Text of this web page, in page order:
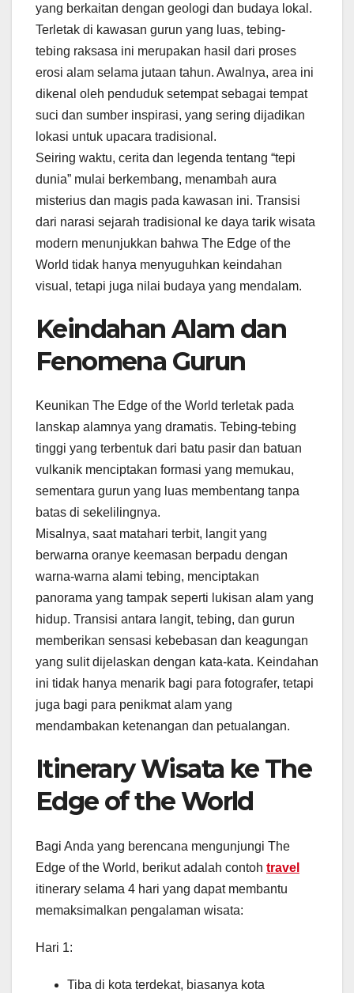
yang berkaitan dengan geologi dan budaya lokal.
Terletak di kawasan gurun yang luas, tebing-
tebing raksasa ini merupakan hasil dari proses
erosi alam selama jutaan tahun. Awalnya, area ini
dikenal oleh penduduk setempat sebagai tempat
suci dan sumber inspirasi, yang sering dijadikan
lokasi untuk upacara tradisional.
Seiring waktu, cerita dan legenda tentang “tepi
dunia” mulai berkembang, menambah aura
misterius dan magis pada kawasan ini. Transisi
dari narasi sejarah tradisional ke daya tarik wisata
modern menunjukkan bahwa The Edge of the
World tidak hanya menyuguhkan keindahan
visual, tetapi juga nilai budaya yang mendalam.
Keindahan Alam dan
Fenomena Gurun
Keunikan The Edge of the World terletak pada
lanskap alamnya yang dramatis. Tebing-tebing
tinggi yang terbentuk dari batu pasir dan batuan
vulkanik menciptakan formasi yang memukau,
sementara gurun yang luas membentang tanpa
batas di sekelilingnya.
Misalnya, saat matahari terbit, langit yang
berwarna oranye keemasan berpadu dengan
warna-warna alami tebing, menciptakan
panorama yang tampak seperti lukisan alam yang
hidup. Transisi antara langit, tebing, dan gurun
memberikan sensasi kebebasan dan keagungan
yang sulit dijelaskan dengan kata-kata. Keindahan
ini tidak hanya menarik bagi para fotografer, tetapi
juga bagi para penikmat alam yang
mendambakan ketenangan dan petualangan.
Itinerary Wisata ke The
Edge of the World
Bagi Anda yang berencana mengunjungi The
Edge of the World, berikut adalah contoh travel
itinerary selama 4 hari yang dapat membantu
memaksimalkan pengalaman wisata:
Hari 1:
Tiba di kota terdekat, biasanya kota